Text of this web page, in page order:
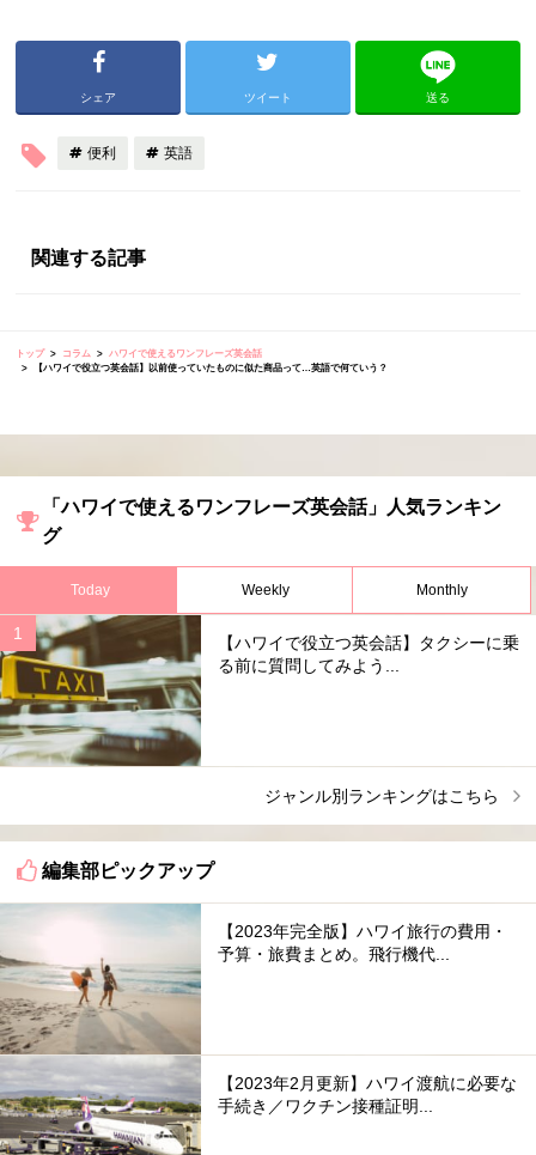
シェア ツイート 送る
便利 英語
関連する記事
トップ コラム
ハワイで使えるワンフレーズ英会話
【ハワイで役立つ英会話】以前使っていたものに似た商品って…英語で何ていう？
「ハワイで使えるワンフレーズ英会話」人気ランキン
グ
Today Weekly Monthly
【ハワイで役立つ英会話】タクシーに乗
る前に質問してみよう...
ジャンル別ランキングはこちら
編集部ピックアップ
【2023年完全版】ハワイ旅行の費用・
予算・旅費まとめ。飛行機代...
【2023年2月更新】ハワイ渡航に必要な
手続き／ワクチン接種証明...